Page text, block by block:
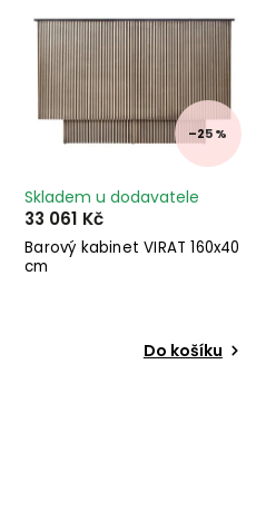
–25 %
Barový kabinet VIRAT 160x40
cm
Skladem u dodavatele
33 061 Kč
Do košíku